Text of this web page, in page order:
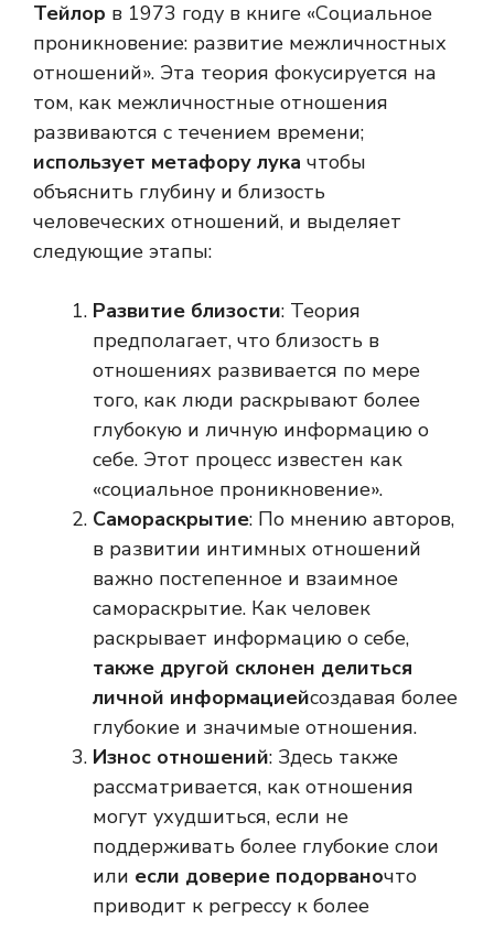
Тейлор в 1973 году в книге «Социальное
проникновение: развитие межличностных
отношений». Эта теория фокусируется на
том, как межличностные отношения
развиваются с течением времени;
использует метафору лука чтобы
объяснить глубину и близость
человеческих отношений, и выделяет
следующие этапы:
Развитие близости: Теория
предполагает, что близость в
отношениях развивается по мере
того, как люди раскрывают более
глубокую и личную информацию о
себе. Этот процесс известен как
«социальное проникновение».
Самораскрытие: По мнению авторов,
в развитии интимных отношений
важно постепенное и взаимное
самораскрытие. Как человек
раскрывает информацию о себе,
также другой склонен делиться
личной информациейсоздавая более
глубокие и значимые отношения.
Износ отношений: Здесь также
рассматривается, как отношения
могут ухудшиться, если не
поддерживать более глубокие слои
или если доверие подорваночто
приводит к регрессу к более